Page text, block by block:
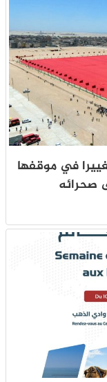
في موقفها
صحرائه